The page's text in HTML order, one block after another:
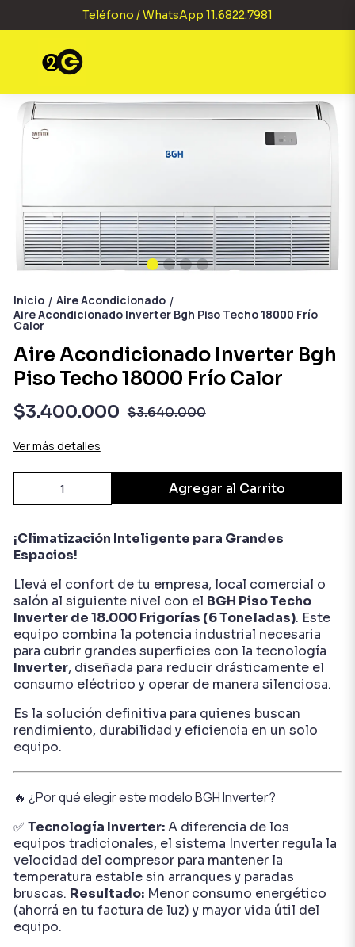
Teléfono / WhatsApp 11.6822.7981
Inicio / Aire Acondicionado /
Aire Acondicionado Inverter Bgh Piso Techo 18000 Frío
Calor
Aire Acondicionado Inverter Bgh
Piso Techo 18000 Frío Calor
$3.400.000 $3.640.000
Ver más detalles
Agregar al Carrito
¡Climatización Inteligente para Grandes
Espacios!
Llevá el confort de tu empresa, local comercial o
salón al siguiente nivel con el BGH Piso Techo
Inverter de 18.000 Frigorías (6 Toneladas). Este
equipo combina la potencia industrial necesaria
para cubrir grandes superficies con la tecnología
Inverter, diseñada para reducir drásticamente el
consumo eléctrico y operar de manera silenciosa.
Es la solución definitiva para quienes buscan
rendimiento, durabilidad y eficiencia en un solo
equipo.
🔥 ¿Por qué elegir este modelo BGH Inverter?
✅ Tecnología Inverter:A diferencia de los
equipos tradicionales, el sistema Inverter regula la
velocidad del compresor para mantener la
temperatura estable sin arranques y paradas
bruscas. Resultado:Menor consumo energético
(ahorrá en tu factura de luz) y mayor vida útil del
equipo.